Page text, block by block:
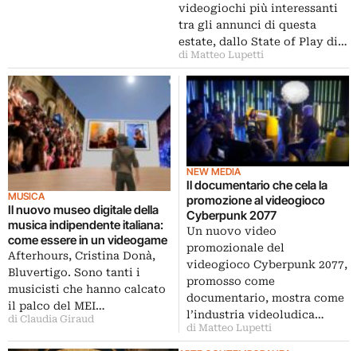
videogiochi più interessanti
tra gli annunci di questa
estate, dallo State of Play di…
di Matteo Lupetti
MUSICA
Il nuovo museo digitale della
musica indipendente italiana:
come essere in un videogame
Afterhours, Cristina Donà,
Bluvertigo. Sono tanti i
musicisti che hanno calcato
il palco del MEI…
di Claudia Giraud
NEW MEDIA
Il documentario che cela la
promozione al videogioco
Cyberpunk 2077
Un nuovo video
promozionale del
videogioco Cyberpunk 2077,
promosso come
documentario, mostra come
l’industria videoludica…
di Matteo Lupetti